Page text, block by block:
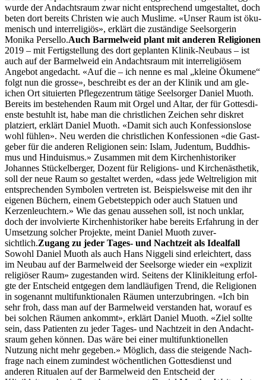
wurde der Andacht­sraum zwar nicht entsprechend umgestal­tet, doch
beten dort bere­its Chris­ten wie auch Mus­lime. «Unser Raum ist öku­
menisch und inter­re­ligiös», erk­lärt die zuständi­ge Seel­sorg­erin
Moni­ka Persel­lo.Auch Barmel­weid plant mit anderen Reli­gio­nen
2019 – mit Fer­tig­stel­lung des dort geplanten Klinik-Neubaus – ist
auch auf der Barmel­weid ein Andacht­sraum mit inter­re­ligiösem
Ange­bot angedacht. «Auf die – ich nenne es mal „kleine Ökumene“
fol­gt nun die grosse», beschreibt es der an der Klinik und am gle­
ichen Ort situ­ierten Pflegezen­trum tätige Seel­sorg­er Daniel Muoth.
Bere­its im beste­hen­den Raum mit Orgel und Altar, der für Gottes­di­
en­ste bestuhlt ist, habe man die christlichen Zeichen sehr diskret
platziert, erk­lärt Daniel Muoth. «Damit sich auch Kon­fes­sion­slose
wohl fühlen». Neu wer­den die christlichen Kon­fes­sio­nen «die Gast­
ge­ber für die anderen Reli­gio­nen sein: Islam, Juden­tum, Bud­dhis­
mus und Hin­duis­mus.» Zusam­men mit dem Kirchen­his­torik­er
Johannes Stück­el­berg­er, Dozent für Reli­gions- und Kirchenäs­thetik,
soll der neue Raum so gestal­tet wer­den, «dass jede Wel­tre­li­gion mit
entsprechen­den Sym­bol­en vertreten ist. Beispiel­sweise mit den ihr
eige­nen Büch­ern, einem Gebet­step­pich oder auch Stat­uen und
Kerzen­leuchtern.» Wie das genau ausse­hen soll, ist noch unklar,
doch der involvierte Kirchen­his­torik­er habe bere­its Erfahrung in der
Umset­zung solch­er Pro­jek­te, meint Daniel Muoth zuver­
sichtlich.Zugang zu jed­er Tages- und Nachtzeit als Ide­al­fall
Sowohl Daniel Muoth als auch Hans Niggeli sind erle­ichtert, dass
im Neubau auf der Barmel­weid der Seel­sorge wieder ein «expliz­it
religiös­er Raum» zuge­s­tanden wird. Seit­ens der Klinikleitung erfol­
gte der Entscheid ent­ge­gen dem landläu­fi­gen Trend, die Reli­gio­nen
in soge­nan­nt mul­ti­funk­tionalen Räu­men unterzubrin­gen. «Ich bin
sehr froh, dass man auf der Barmel­weid ver­standen hat, worauf es
bei solchen Räu­men ankommt», erk­lärt Daniel Muoth. «Ziel sollte
sein, dass Patien­ten zu jed­er Tages- und Nachtzeit in den Andacht­
sraum gehen kön­nen. Das wäre bei ein­er mul­ti­funk­tionellen
Nutzung nicht mehr gegeben.» Möglich, dass die steigende Nach­
frage nach einem zumin­d­est wöchentlichen Gottes­di­enst und
anderen Rit­ualen auf der Barmel­weid den Entscheid der